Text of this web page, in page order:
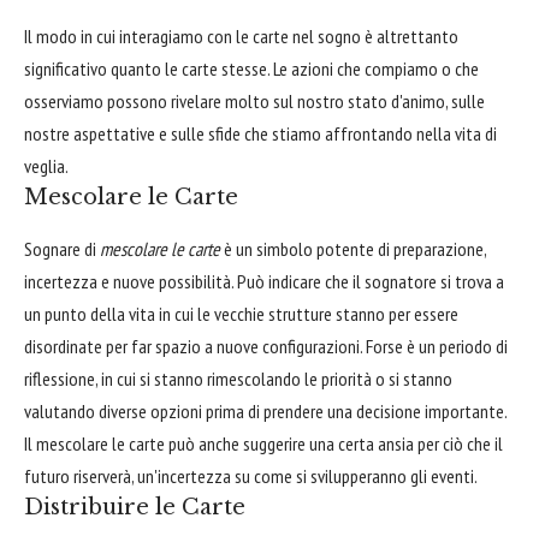
Il modo in cui interagiamo con le carte nel sogno è altrettanto
significativo quanto le carte stesse. Le azioni che compiamo o che
osserviamo possono rivelare molto sul nostro stato d'animo, sulle
nostre aspettative e sulle sfide che stiamo affrontando nella vita di
veglia.
Mescolare le Carte
Sognare di mescolare le carteè un simbolo potente di preparazione,
incertezza e nuove possibilità. Può indicare che il sognatore si trova a
un punto della vita in cui le vecchie strutture stanno per essere
disordinate per far spazio a nuove configurazioni. Forse è un periodo di
riflessione, in cui si stanno rimescolando le priorità o si stanno
valutando diverse opzioni prima di prendere una decisione importante.
Il mescolare le carte può anche suggerire una certa ansia per ciò che il
futuro riserverà, un'incertezza su come si svilupperanno gli eventi.
Distribuire le Carte